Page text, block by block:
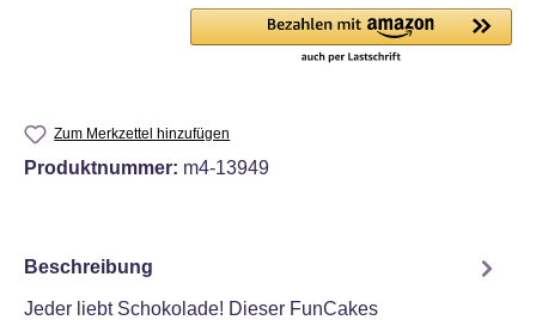
Zum Merkzettel hinzufügen
Produktnummer: m4-13949
Beschreibung
Jeder liebt Schokolade! Dieser FunCakes